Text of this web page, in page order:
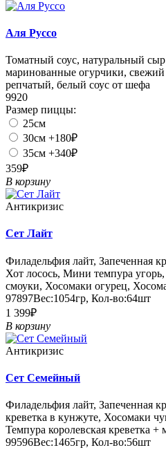
Аля Руссо
Томатный соус, натуральный
маринованные огурчики, свежий
репчатый, белый соус от шефа
9920
Размер пиццы:
25см
30см +180₽
35см +340₽
359₽
В корзину
Антикризис
Сет Лайт
Филадельфия лайт, Запеченная
Хот лосось, Мини темпура
смоуки, Хосомаки огурец,
97897Вес:1054гр, Кол-во:64шт
1 399₽
В корзину
Антикризис
Сет Семейный
Филадельфия лайт, Запеченная
креветка в кунжуте, Хосомаки
Темпура королевская креветка +
99596Вес:1465гр, Кол-во:56шт